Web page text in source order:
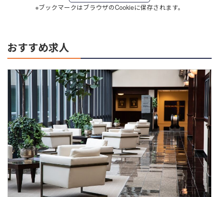
※ブックマークはブラウザのCookieに保存されます。
おすすめ求人